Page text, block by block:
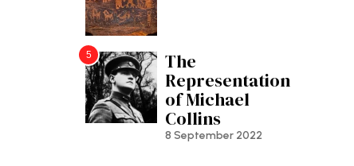
5
The
Representation
of Michael
Collins
8 September 2022